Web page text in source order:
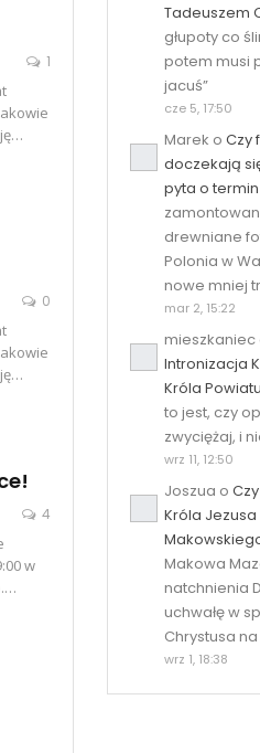
1
0
4
w
Tadeuszem
głupoty co
potem musi
jacuś”
cze 5, 17:50
Marek o Czy
doczekają
pyta o
drewniane
Polonia w
nowe mniej
mar 2, 15:22
mieszkaniec
Intronizacja
Króla
to jest, czy
zwyciężaj, i
wrz 11, 12:50
Joszua o
Króla
Makowa
natchnienia
uchwałę w
Chrystusa
wrz 1, 18:38